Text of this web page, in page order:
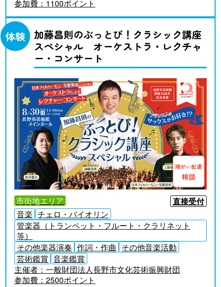
参加費： 1100ポイント
体験
加藤昌則のぶっとび！クラシック講座
スペシャル オーケストラ・レクチャ
ー・コンサート
障がい配慮
相談
市街地エリア
直接受付
音楽 チェロ・バイオリン
管楽器（トランペット・フルート・クラリネット
等）
その他楽器演奏 作詞・作曲 その他音楽活動
芸術鑑賞 音楽鑑賞
主催者：一般財団法人長野市文化芸術振興財団
参加費：2500ポイント